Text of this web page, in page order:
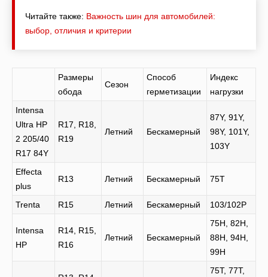
Читайте также: Важность шин для автомобилей:
выбор, отличия и критерии
Размеры
обода
Сезон
Способ
герметизации
Индекс
нагрузки
Intensa
Ultra HP
2 205/40
R17 84Y
R17, R18,
R19
Летний Бескамерный
87Y, 91Y,
98Y, 101Y,
103Y
Effecta
plus
R13 Летний Бескамерный 75T
Trenta R15 Летний Бескамерный 103/102P
Intensa
HP
R14, R15,
R16
Летний Бескамерный
75H, 82H,
88H, 94H,
99H
75T, 77T,